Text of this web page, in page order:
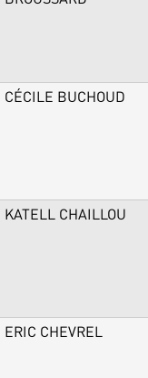
CÉCILE BUCHOUD
KATELL CHAILLOU
ERIC CHEVREL